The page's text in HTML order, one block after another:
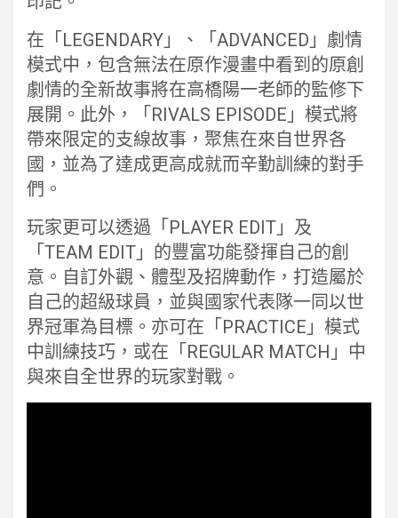
在「LEGENDARY」、「ADVANCED」劇情
模式中，包含無法在原作漫畫中看到的原創
劇情的全新故事將在高橋陽一老師的監修下
展開。此外，「RIVALS EPISODE」模式將
帶來限定的支線故事，聚焦在來自世界各
國，並為了達成更高成就而辛勤訓練的對手
們。
玩家更可以透過「PLAYER EDIT」及
「TEAM EDIT」的豐富功能發揮自己的創
意。自訂外觀、體型及招牌動作，打造屬於
自己的超級球員，並與國家代表隊一同以世
界冠軍為目標。亦可在「PRACTICE」模式
中訓練技巧，或在「REGULAR MATCH」中
與來自全世界的玩家對戰。